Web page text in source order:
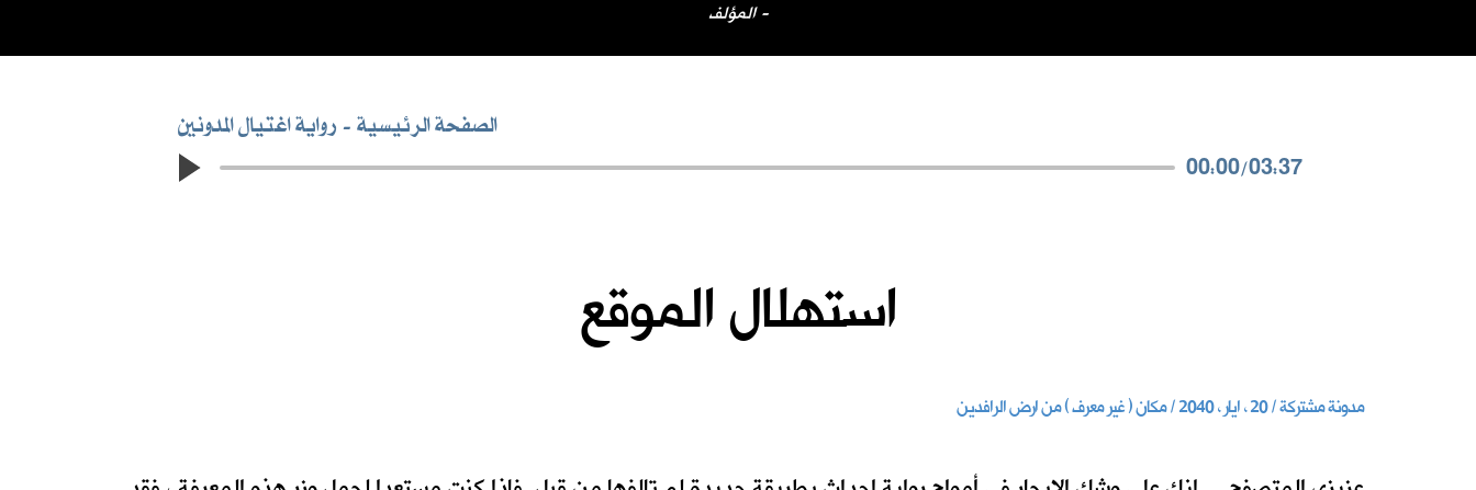
المؤلف -
رواية اغتيال المدونين الصفحة الرئيسية
00:00/03:37
استهلال الموقع
مدونة مشتركة / 20 ، ايار ، 2040 / مكان ( غير معرف ) من ارض الرافدين